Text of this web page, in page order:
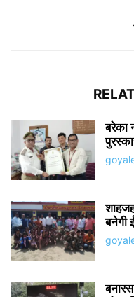
बरेका
बनेगी